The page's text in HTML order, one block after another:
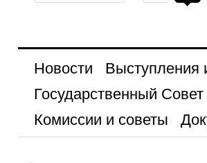
Новости
Выступления
Государственный Совет
Комиссии и советы